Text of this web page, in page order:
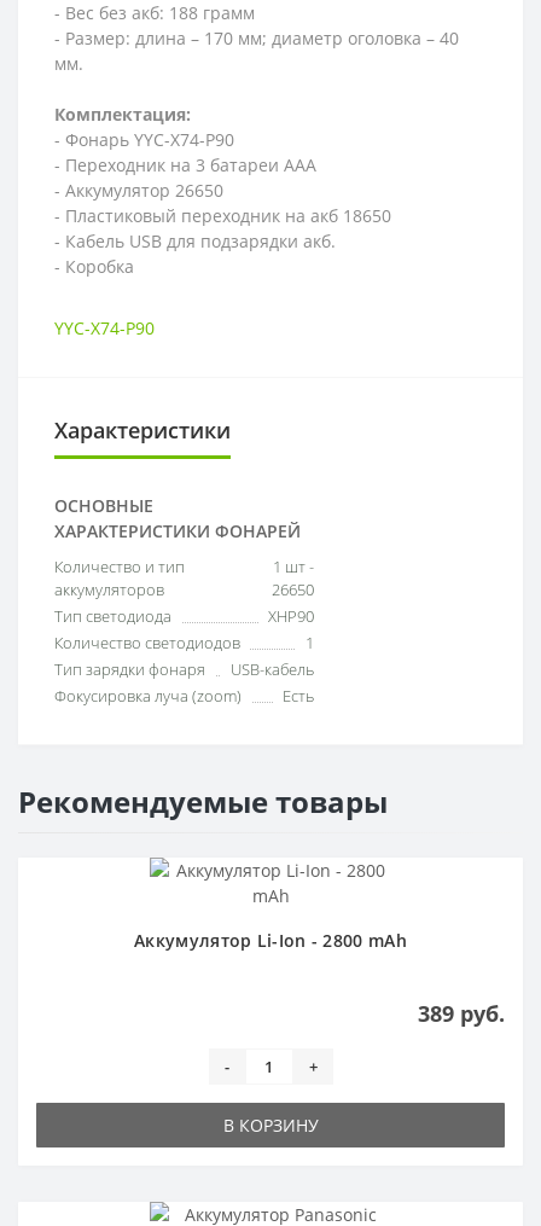
- Вес без акб: 188 грамм
- Размер: длина – 170 мм; диаметр оголовка – 40
мм.
Комплектация:
- Фонарь YYC-X74-P90
- Переходник на 3 батареи ААА
- Аккумулятор 26650
- Пластиковый переходник на акб 18650
- Кабель USB для подзарядки акб.
- Коробка
YYC-X74-P90
Характеристики
ОСНОВНЫЕ
ХАРАКТЕРИСТИКИ ФОНАРЕЙ
Количество и тип
аккумуляторов
1 шт -
26650
Тип светодиода
XHP90
Количество светодиодов
1
Тип зарядки фонаря
USB-кабель
Фокусировка луча (zoom)
Есть
Рекомендуемые товары
Аккумулятор Li-Ion - 2800 mAh
389 руб.
- +
В КОРЗИНУ